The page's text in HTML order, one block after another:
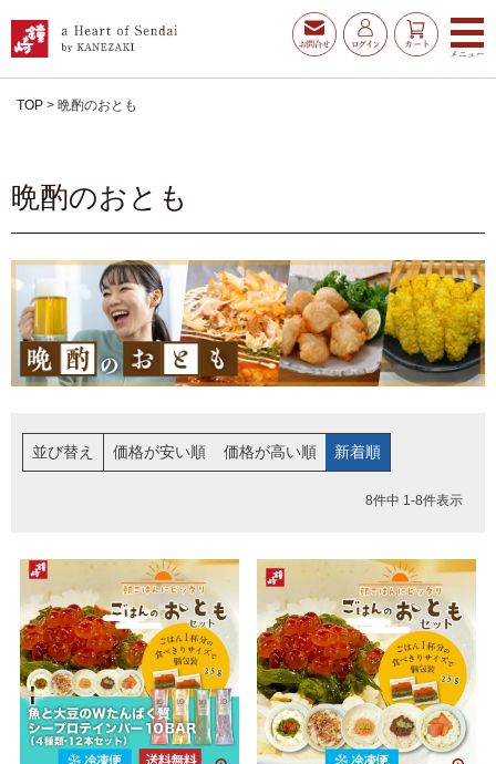
お得な夏ギフト 大漁旗特選詰合せ
お誕生日祝い・長寿祝い ごはんのおとも
晩酌のおとも
仙臺BLACK
季節のかねささ とうも
ろこし
TOP 晩酌のおとも
晩酌のおとも
並び替え 価格が安い順 価格が高い順 新着順
8件中 1 -8件表示